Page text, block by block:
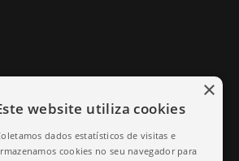
website utiliza cookies
dados estatísticos de visitas e
cookies no seu navegador para
×